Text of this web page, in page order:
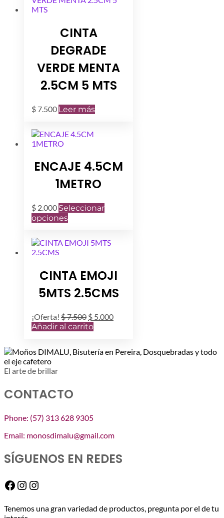
CINTA
DEGRADE
VERDE MENTA
2.5CM 5 MTS
$ 7.500 Leer más
ENCAJE 4.5CM
1METRO
$ 2.000 Seleccionar
opcionesEste
múltiples
opciones
pueden
en
la
página
producto
CINTA EMOJI
5MTS 2.5CMS
¡Oferta! $7.500 El
precio
$ 7.500.
$ 5.000El
$ 5.000.
Añadir al carrito
El arte de brillar
CONTACTO
Phone: (57) 313 628 9305
Email: monosdimalu@gmail.com
SÍGUENOS EN REDES
Facebook
Instagram
Instagram
Tenemos una gran variedad de productos, pregunta por el de tu